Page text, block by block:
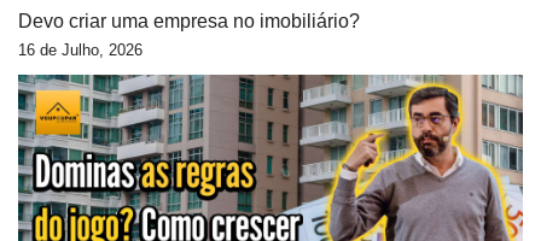
Devo criar uma empresa no imobiliário?
16 de Julho, 2026